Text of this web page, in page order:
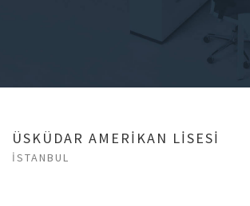
ÜSKÜDAR AMERİKAN LİSESİ
İSTANBUL